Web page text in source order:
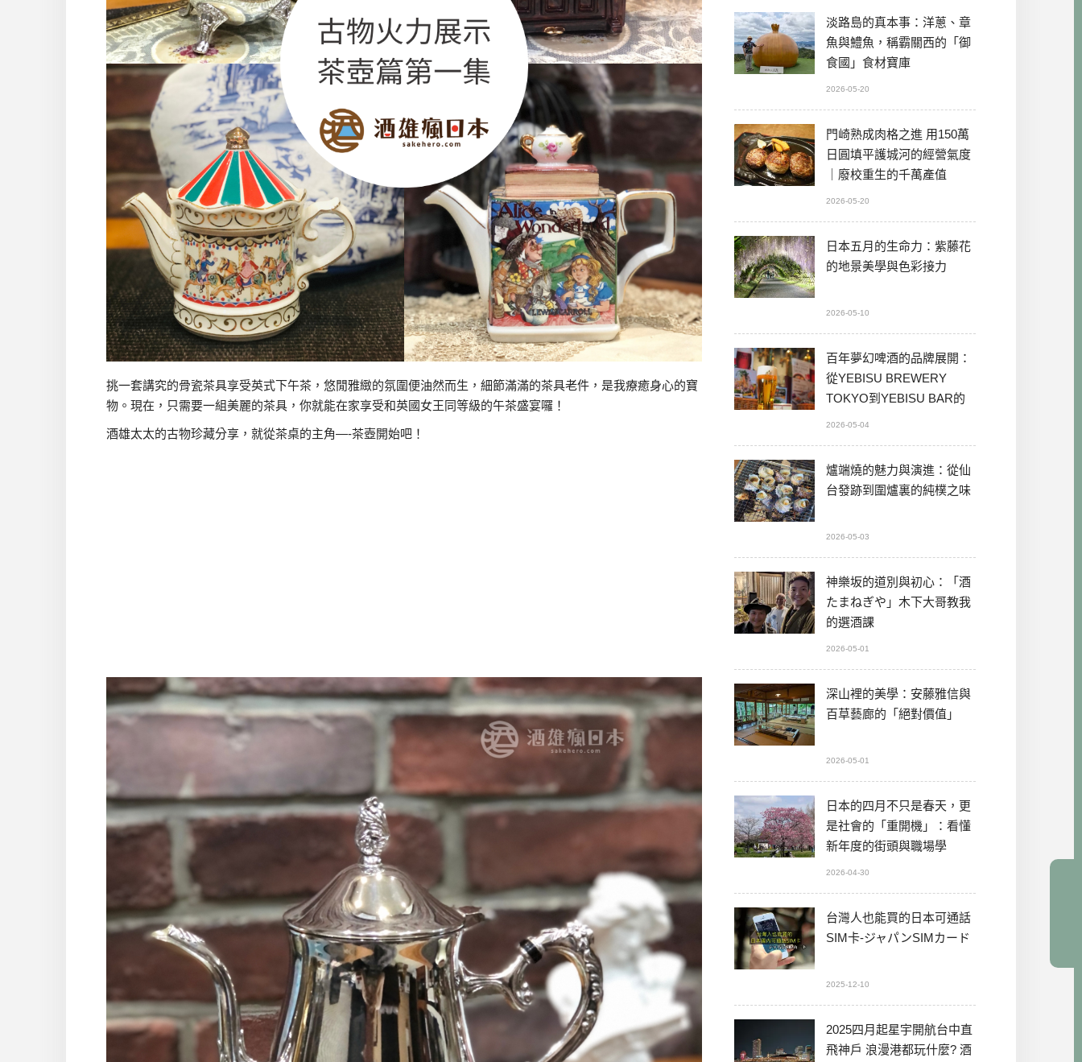
挑一套講究的骨瓷茶具享受英式下午茶，悠閒雅緻的氛圍便油然而生 ， 細節滿滿的茶具老件，是我療癒身心的寶
物。現在，只需要一組美麗的茶具，你就能在家享受和英國女王同等級的午茶盛宴囉！
酒雄太太的古物珍藏分享，就從茶桌的主角—-茶壺開始吧！
淡路島的真本事：洋蔥、章
魚與鱧魚，稱霸關西的「御
食國」食材寶庫
2026-05-20
門崎熟成肉格之進 用150萬
日圓填平護城河的經營氣度
｜廢校重生的千萬產值
2026-05-20
日本五月的生命力：紫藤花
的地景美學與色彩接力
2026-05-10
百年夢幻啤酒的品牌展開：
從YEBISU BREWERY
TOKYO到YEBISU BAR的
2026-05-04
爐端燒的魅力與演進：從仙
台發跡到圍爐裏的純樸之味
2026-05-03
神樂坂的道別與初心：「酒
たまねぎや」木下大哥教我
的選酒課
2026-05-01
深山裡的美學：安藤雅信與
百草藝廊的「絕對價值」
2026-05-01
日本的四月不只是春天，更
是社會的「重開機」：看懂
新年度的街頭與職場學
2026-04-30
台灣人也能買的日本可通話
SIM卡-ジャパンSIMカード
2025-12-10
2025四月起星宇開航台中直
飛神戶 浪漫港都玩什麼? 酒